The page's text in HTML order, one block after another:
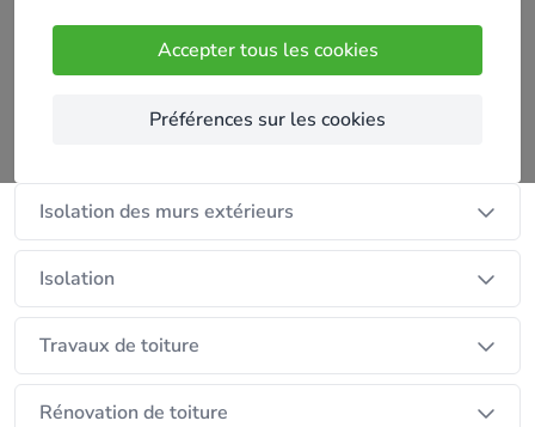
Accepter tous les cookies
Préférences sur les cookies
Nos services
Isolation du sol
Isolation des murs extérieurs
Isolation
Travaux de toiture
Rénovation de toiture